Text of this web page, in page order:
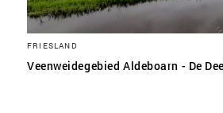
FRIESLAND
Veenweidegebied Aldeboarn - De